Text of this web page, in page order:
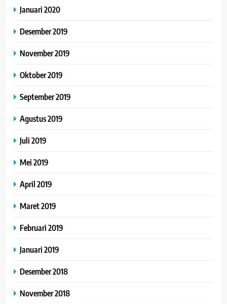
Januari 2020
Desember 2019
November 2019
Oktober 2019
September 2019
Agustus 2019
Juli 2019
Mei 2019
April 2019
Maret 2019
Februari 2019
Januari 2019
Desember 2018
November 2018